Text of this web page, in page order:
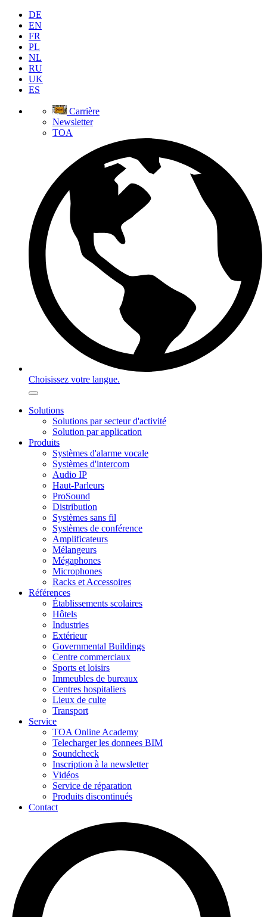
DE
EN
FR
PL
NL
RU
UK
ES
Carrière
Newsletter
TOA
Choisissez votre langue.
Solutions
Solutions par secteur d'activité
Solution par application
Produits
Systèmes d'alarme vocale
Systèmes d'intercom
Audio IP
Haut-Parleurs
ProSound
Distribution
Systèmes sans fil
Systèmes de conférence
Amplificateurs
Mélangeurs
Mégaphones
Microphones
Racks et Accessoires
Références
Établissements scolaires
Hôtels
Industries
Extérieur
Governmental Buildings
Centre commerciaux
Sports et loisirs
Immeubles de bureaux
Centres hospitaliers
Lieux de culte
Transport
Service
TOA Online Academy
Telecharger les donnees BIM
Soundcheck
Inscription à la newsletter
Vidéos
Service de réparation
Produits discontinués
Contact